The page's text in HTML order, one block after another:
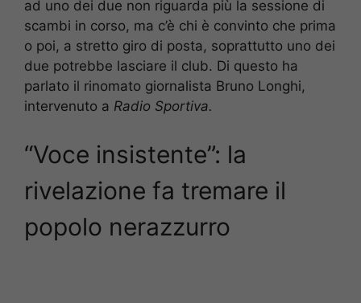
ad uno dei due non riguarda più la sessione di
scambi in corso, ma c’è chi è convinto che prima
o poi, a stretto giro di posta, soprattutto uno dei
due potrebbe lasciare il club. Di questo ha
parlato il rinomato giornalista Bruno Longhi,
intervenuto a Radio Sportiva.
“Voce insistente”: la
rivelazione fa tremare il
popolo nerazzurro